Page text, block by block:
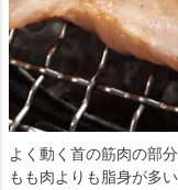
よく動く首の筋肉の部
もも肉よりも脂身が多い